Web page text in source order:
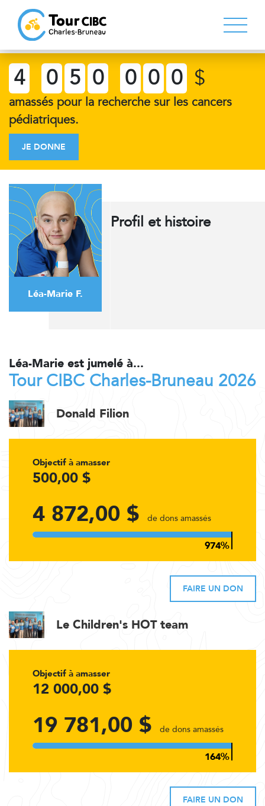
4 0 5 0 0 0 0 $
amassés pour la recherche sur les cancers
pédiatriques.
JE DONNE
Léa-Marie F.
Profil et histoire
Léa-Marie est jumelé à...
Tour CIBC Charles-Bruneau 2026
Donald Filion
Objectif à amasser
500,00 $
4 872,00 $ de dons amassés
FAIRE UN DON
Le Children's HOT team
Objectif à amasser
12 000,00 $
19 781,00 $ de dons amassés
FAIRE UN DON